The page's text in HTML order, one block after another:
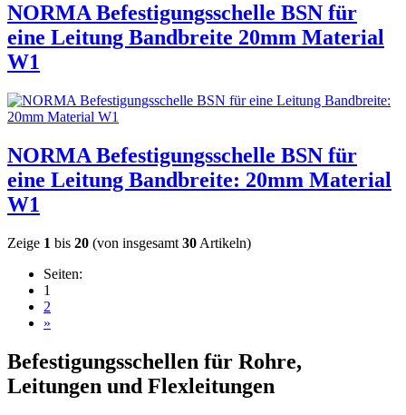
NORMA Befestigungsschelle BSN für
eine Leitung Bandbreite 20mm Material
W1
NORMA Befestigungsschelle BSN für
eine Leitung Bandbreite: 20mm Material
W1
Zeige 1 bis 20 (von insgesamt 30 Artikeln)
Seiten:
1
2
»
Befestigungsschellen für Rohre,
Leitungen und Flexleitungen